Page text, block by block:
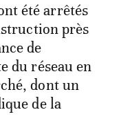
été arrêtés
près
de
du réseau en
dont un
de la